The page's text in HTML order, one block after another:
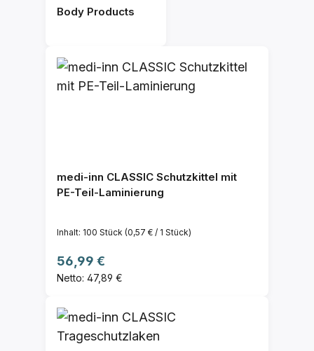
Body Products
medi-inn CLASSIC Schutzkittel mit
PE-Teil-Laminierung
Inhalt: 100 Stück (0,57 € / 1 Stück)
Regulärer Preis:
56,99 €
Netto: 47,89 €